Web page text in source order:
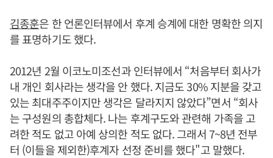
김종훈은 한 언론인터뷰에서 후계 승계에 대한 명확한 의지
를 표명하기도 했다.
2012년 2월 이코노미조선과 인터뷰에서 “처음부터 회사가
내 개인 회사라는 생각을 안 했다. 지금도 30% 지분을 갖고
있는 최대주주이지만 생각은 달라지지 않았다”면서 “회사
는 구성원의 총합체다. 나는 후계구도와 관련해 가족을 고
려한 적도 없고 아예 상의한 적도 없다. 그래서 7~8년 전부
터 (이들을 제외한)후계자 선정 준비를 했다"고 말했다.